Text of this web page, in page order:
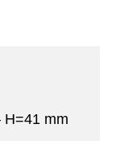
H=41 mm